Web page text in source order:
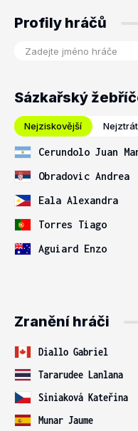
Profily hráčů
Sázkařský
Nejziskovější
Cerundolo Juan
Obradovic Andrea
Eala Alexandra
Torres Tiago
Aguiard Enzo
Zranění hráči
Diallo Gabriel
Tararudee Lanlana
Siniaková Kateřina
Munar Jaume